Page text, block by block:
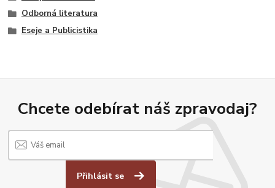
Odborná literatura
Eseje a Publicistika
Chcete odebírat náš zpravodaj?
Přihlásit se